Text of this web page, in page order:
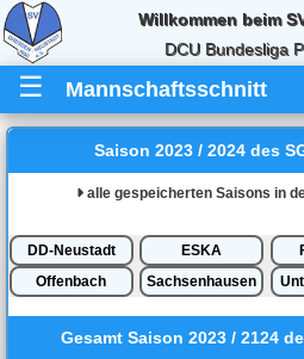
Willkommen beim
DCU Bundesliga
☰ Mannschaftsschnitt
Saison 2023 / 2024 des
alle gespeicherten Saisons in
DD-Neustadt ESKA
Offenbach
Sachsenhausen
Gesamt Saison 2023 / 2124